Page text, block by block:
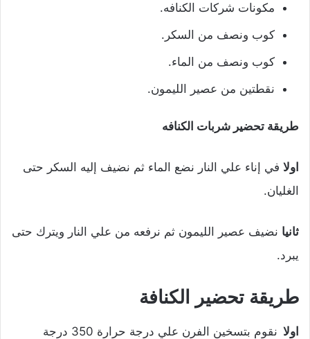
مكونات شركات الكنافه.
كوب ونصف من السكر.
كوب ونصف من الماء.
نقطتين من عصير الليمون.
طريقة تحضير شربات الكنافه
اولا في إناء علي النار نضع الماء ثم نضيف إليه السكر حتى
الغليان.
ثانيا نضيف عصير الليمون ثم نرفعه من علي النار ويترك حتى
يبرد.
طريقة تحضير الكنافة
اولا
نقوم بتسخين الفرن علي درجة حرارة 350 درجة